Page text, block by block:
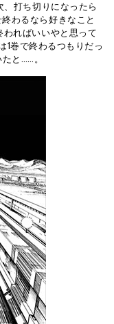
、打ち切りになったら
わるなら好きなこと
わればいいやと思って
1巻で終わるつもりだっ
と……。